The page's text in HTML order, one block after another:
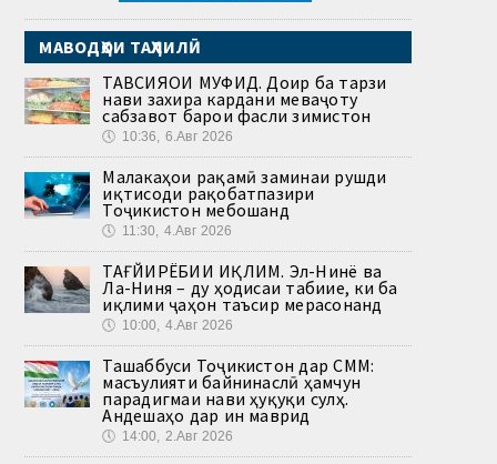
МАВОДҲОИ ТАҲЛИЛӢ
ТАВСИЯҲОИ МУФИД. Доир ба тарзи
нави захира кардани меваҷоту
сабзавот барои фасли зимистон
🕔 10:36, 6.Авг 2026
Малакаҳои рақамӣ заминаи рушди
иқтисоди рақобатпазири
Тоҷикистон мебошанд
🕔 11:30, 4.Авг 2026
ТАҒЙИРЁБИИ ИҚЛИМ. Эл-Нинё ва
Ла-Ниня – ду ҳодисаи табиие, ки ба
иқлими ҷаҳон таъсир мерасонанд
🕔 10:00, 4.Авг 2026
Ташаббуси Тоҷикистон дар СММ:
масъулияти байнинаслӣ ҳамчун
парадигмаи нави ҳуқуқи сулҳ.
Андешаҳо дар ин маврид
🕔 14:00, 2.Авг 2026